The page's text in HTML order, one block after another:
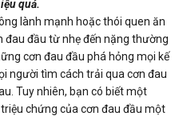
quả.
lành mạnh hoặc thói quen ăn
đau đầu từ nhẹ đến nặng thường
cơn đau đầu phá hỏng mọi kế
người tìm cách trải qua cơn đau
Tuy nhiên, bạn có biết một
chứng của cơn đau đầu một